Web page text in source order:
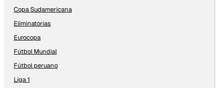
Copa Sudamericana
Eliminatorias
Eurocopa
Fútbol Mundial
Fútbol peruano
Liga 1